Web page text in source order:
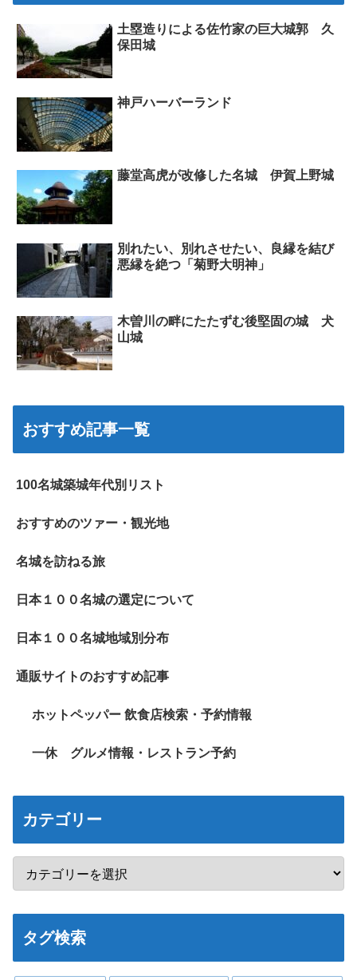
土塁造りによる佐竹家の巨大城郭 久
保田城
神戸ハーバーランド
藤堂高虎が改修した名城 伊賀上野城
別れたい、別れさせたい、良縁を結び
悪縁を絶つ「菊野大明神」
木曽川の畔にたたずむ後堅固の城 犬
山城
おすすめ記事一覧
100名城築城年代別リスト
おすすめのツァー・観光地
名城を訪ねる旅
日本１００名城の選定について
日本１００名城地域別分布
通販サイトのおすすめ記事
ホットペッパー 飲食店検索・予約情報
一休 グルメ情報・レストラン予約
カテゴリー
タグ検索